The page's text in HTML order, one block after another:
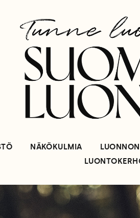
NÄKÖKULMIA